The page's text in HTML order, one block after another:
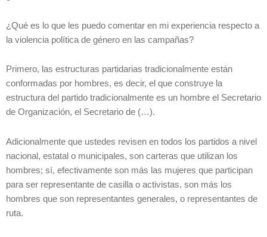
¿Qué es lo que les puedo comentar en mi experiencia respecto a
la violencia política de género en las campañas?
Primero, las estructuras partidarias tradicionalmente están
conformadas por hombres, es decir, el que construye la
estructura del partido tradicionalmente es un hombre el Secretario
de Organización, el Secretario de (…).
Adicionalmente que ustedes revisen en todos los partidos a nivel
nacional, estatal o municipales, son carteras que utilizan los
hombres; sí, efectivamente son más las mujeres que participan
para ser representante de casilla o activistas, son más los
hombres que son representantes generales, o representantes de
ruta.